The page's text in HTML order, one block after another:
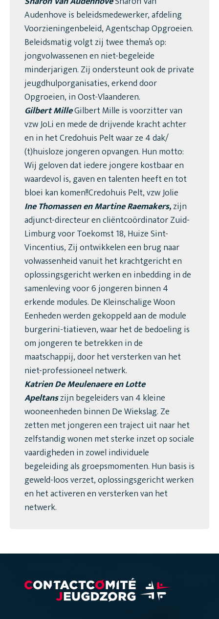
Audenhove is beleidsmedewerker, afdeling
Voorzieningenbeleid, Agentschap Opgroeien.
Beleidsmatig volgt zij twee thema’s op:
jongvolwassenen en niet-begeleide
minderjarigen. Zij ondersteunt ook de private
jeugdhulporganisaties, erkend door
Opgroeien, in Oost-Vlaanderen.
Gilbert MilleGilbert Mille is voorzitter van
vzw JoLi en mede de drijvende kracht achter
en in het Credohuis Pelt waar ze 4 dak/
(t)huisloze jongeren opvangen. Hun motto:
Wij geloven dat iedere jongere kostbaar en
waardevol is, gaven en talenten heeft en tot
bloei kan komen!!Credohuis Pelt, vzw Jolie
Ine Thomassen en Martine Raemakers,zijn
adjunct-directeur en cliëntcoördinator Zuid-
Limburg voor Toekomst 18, Huize Sint-
Vincentius, Zij ontwikkelen een brug naar
volwassenheid vanuit het krachtgericht en
oplossingsgericht werken en inbedding in de
samenleving voor 6 jongeren binnen 4
erkende modules. De Kleinschalige Woon
Eenheden werden gekoppeld aan de module
burgerini-tiatieven, waar het de bedoeling is
om jongeren te betrekken in de
maatschappij, door het versterken van het
niet-professioneel netwerk.
Katrien De Meulenaere en Lotte
Apeltanszijn begeleiders van 4 kleine
wooneenheden binnen De Wiekslag. Ze
zetten met jongeren een traject uit naar het
zelfstandig wonen met sterke inzet op sociale
vaardigheden in zowel individuele
begeleiding als groepsmomenten. Hun basis is
geweld-loos verzet, oplossingsgericht werken
en het activeren en versterken van het
netwerk.